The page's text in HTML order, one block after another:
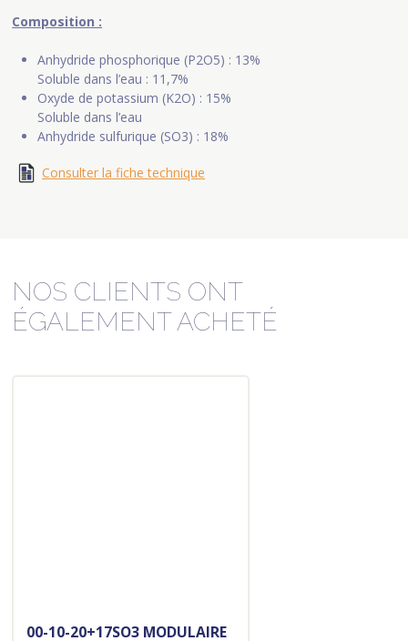
Composition :
Anhydride phosphorique (P2O5) : 13%
Soluble dans l’eau : 11,7%
Oxyde de potassium (K2O) : 15%
Soluble dans l’eau
Anhydride sulfurique (SO3) : 18%
Consulter la fiche technique
NOS CLIENTS ONT
ÉGALEMENT ACHETÉ
00-10-20+17SO3 MODULAIRE